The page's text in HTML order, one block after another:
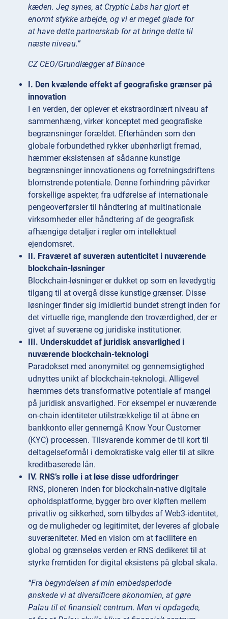
kæden. Jeg synes, at Cryptic Labs har gjort et
enormt stykke arbejde, og vi er meget glade for
at have dette partnerskab for at bringe dette til
næste niveau.”
CZ CEO/Grundlægger af Binance
I. Den kvælende effekt af geografiske grænser på
innovation
I en verden, der oplever et ekstraordinært niveau af
sammenhæng, virker konceptet med geografiske
begrænsninger forældet. Efterhånden som den
globale forbundethed rykker ubønhørligt fremad,
hæmmer eksistensen af sådanne kunstige
begrænsninger innovationens og forretningsdriftens
blomstrende potentiale. Denne forhindring påvirker
forskellige aspekter, fra udførelse af internationale
pengeoverførsler til håndtering af multinationale
virksomheder eller håndtering af de geografisk
afhængige detaljer i regler om intellektuel
ejendomsret.
II. Fraværet af suveræn autenticitet i nuværende
blockchain-løsninger
Blockchain-løsninger er dukket op som en levedygtig
tilgang til at overgå disse kunstige grænser. Disse
løsninger finder sig imidlertid bundet strengt inden for
det virtuelle rige, manglende den troværdighed, der er
givet af suveræne og juridiske institutioner.
III. Underskuddet af juridisk ansvarlighed i
nuværende blockchain-teknologi
Paradokset med anonymitet og gennemsigtighed
udnyttes unikt af blockchain-teknologi. Alligevel
hæmmes dets transformative potentiale af mangel
på juridisk ansvarlighed. For eksempel er nuværende
on-chain identiteter utilstrækkelige til at åbne en
bankkonto eller gennemgå Know Your Customer
(KYC) processen. Tilsvarende kommer de til kort til
deltagelseformål i demokratiske valg eller til at sikre
kreditbaserede lån.
IV. RNS’s rolle i at løse disse udfordringer
RNS, pioneren inden for blockchain-native digitale
opholdsplatforme, bygger bro over kløften mellem
privatliv og sikkerhed, som tilbydes af Web3-identitet,
og de muligheder og legitimitet, der leveres af globale
suveræniteter. Med en vision om at facilitere en
global og grænseløs verden er RNS dedikeret til at
styrke fremtiden for digital eksistens på global skala.
“Fra begyndelsen af min embedsperiode
ønskede vi at diversificere økonomien, at gøre
Palau til et finansielt centrum. Men vi opdagede,